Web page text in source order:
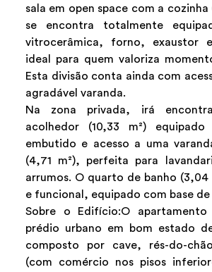
sala em open space com a cozinha
se encontra totalmente
vitrocerâmica, forno, exaustor
ideal para quem valoriza
Esta divisão conta ainda com
agradável varanda.
Na zona privada, irá
acolhedor (10,33 m²)
embutido e acesso a uma
(4,71 m²), perfeita para
arrumos. O quarto de banho (3,04
e funcional, equipado com base de
Sobre o Edifício:O apartamento
prédio urbano em bom estado
composto por cave, rés-do-
(com comércio nos pisos